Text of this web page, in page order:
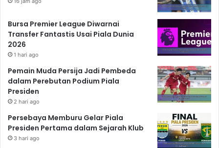
Bursa Premier League Diwarnai
Transfer Fantastis Usai Piala Dunia
2026
1 hari ago
Pemain Muda Persija Jadi Pembeda
dalam Perebutan Podium Piala
Presiden
2 hari ago
Persebaya Memburu Gelar Piala
Presiden Pertama dalam Sejarah Klub
3 hari ago